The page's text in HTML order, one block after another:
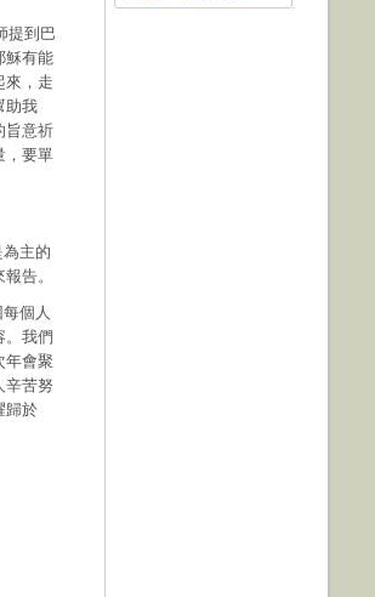
提到巴
穌有能
來，走
助我
旨意祈
，要單
主的
告。
個人
。我們
年會聚
辛苦努
歸於